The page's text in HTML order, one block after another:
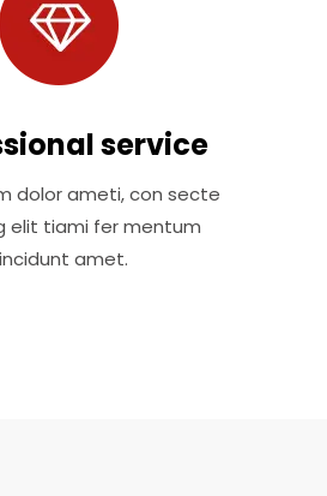
service
dolor ameti, con secte
elit tiami fer mentum
amet.